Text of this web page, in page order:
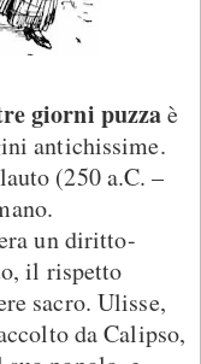
giorni puzzaè
antichissime.
(250 a.C. –
un diritto-
il rispetto
sacro. Ulisse,
da Calipso,